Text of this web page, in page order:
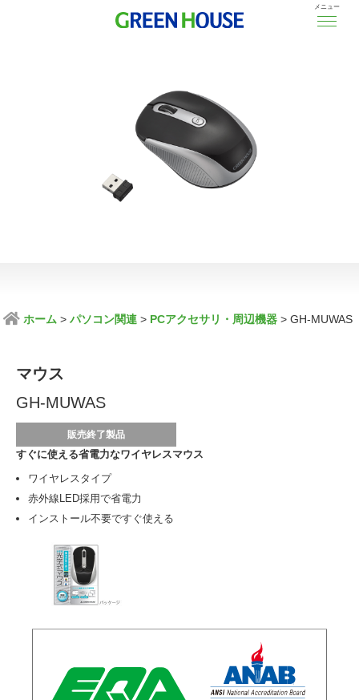
メニュー
ホーム パソコン関連 PCアクセサリ・周辺機器 GH-MUWAS
マウス
GH-MUWAS
販売終了製品
すぐに使える省電力なワイヤレスマウス
ワイヤレスタイプ
赤外線LED採用で省電力
インストール不要ですぐ使える